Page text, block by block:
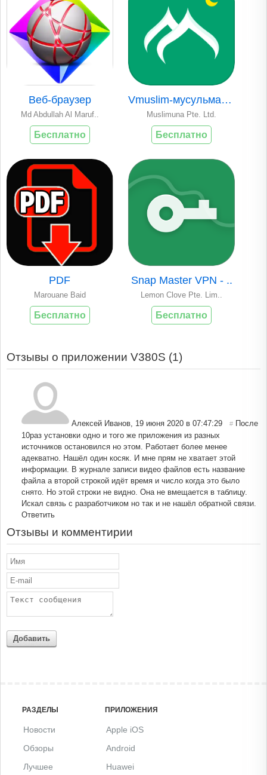
Веб-браузер
Md Abdullah Al Maruf..
Бесплатно
Vmuslim-мусульманс..
Muslimuna Pte. Ltd.
Бесплатно
PDF
Marouane Baid
Бесплатно
Snap Master VPN - ..
Lemon Clove Pte. Lim..
Бесплатно
Отзывы о приложении V380S (1)
Алексей Иванов, 19 июня 2020 в 07:47:29 # После
10раз установки одно и того же приложения из разных
источников остановился но этом. Работает более менее
адекватно. Нашёл один косяк. И мне прям не хватает этой
информации. В журнале записи видео файлов есть название
файла а второй строкой идёт время и число когда это было
снято. Но этой строки не видно. Она не вмещается в таблицу.
Искал связь с разработчиком но так и не нашёл обратной связи.
Ответить
Отзывы и комментирии
Добавить
РАЗДЕЛЫ
Новости
Обзоры
Лучшее
ПРИЛОЖЕНИЯ
Apple iOS
Android
Huawei